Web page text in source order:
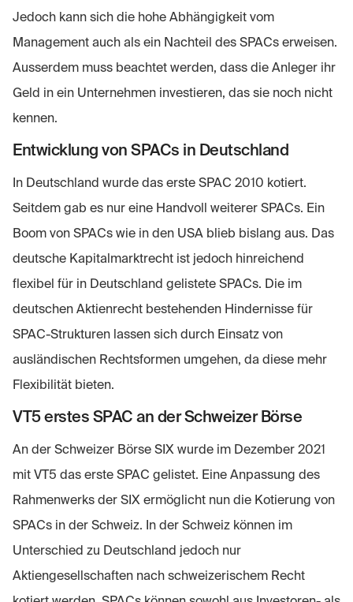
Jedoch kann sich die hohe Abhängigkeit vom
Management auch als ein Nachteil des SPACs erweisen.
Ausserdem muss beachtet werden, dass die Anleger ihr
Geld in ein Unternehmen investieren, das sie noch nicht
kennen.
Entwicklung von SPACs in Deutschland
In Deutschland wurde das erste SPAC 2010 kotiert.
Seitdem gab es nur eine Handvoll weiterer SPACs. Ein
Boom von SPACs wie in den USA blieb bislang aus. Das
deutsche Kapitalmarktrecht ist jedoch hinreichend
flexibel für in Deutschland gelistete SPACs. Die im
deutschen Aktienrecht bestehenden Hindernisse für
SPAC-Strukturen lassen sich durch Einsatz von
ausländischen Rechtsformen umgehen, da diese mehr
Flexibilität bieten.
VT5 erstes SPAC an der Schweizer Börse
An der Schweizer Börse SIX wurde im Dezember 2021
mit VT5 das erste SPAC gelistet. Eine Anpassung des
Rahmenwerks der SIX ermöglicht nun die Kotierung von
SPACs in der Schweiz. In der Schweiz können im
Unterschied zu Deutschland jedoch nur
Aktiengesellschaften nach schweizerischem Recht